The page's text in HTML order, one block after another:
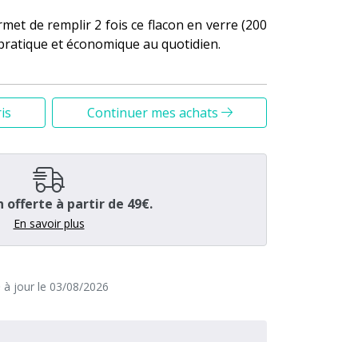
de remplir 2 fois ce flacon en verre (200
et économique au quotidien.
% de plastique en moins, soit 4 fois moins
de 200 mL.
et robustesse. Un bel objet à exposer
préféré
à être utilisé avec le Gel Nettoyant Anti-
Continuer mes achats
offerte à partir de 49€.
En savoir plus
à jour le 03/08/2026